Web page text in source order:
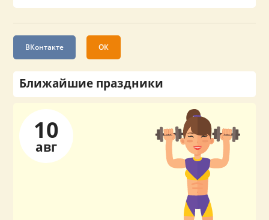
ВКонтакте ОК
Ближайшие праздники
10
авг